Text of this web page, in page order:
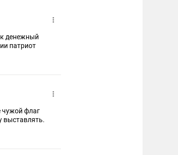
денежный
патриот
чужой флаг
выставлять.